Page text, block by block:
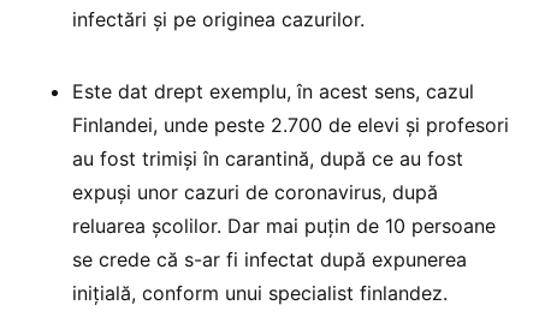
infectări și pe originea cazurilor.
Este dat drept exemplu, în acest sens, cazul
Finlandei, unde peste 2.700 de elevi și profesori
au fost trimiși în carantină, după ce au fost
expuși unor cazuri de coronavirus, după
reluarea școlilor. Dar mai puțin de 10 persoane
se crede că s-ar fi infectat după expunerea
inițială, conform unui specialist finlandez.